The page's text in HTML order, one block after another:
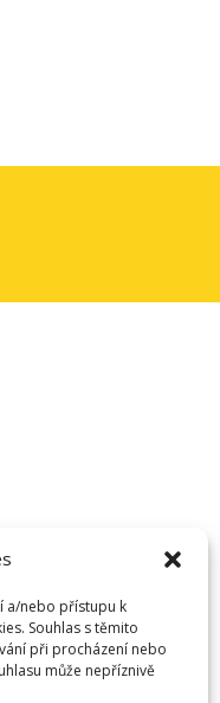
a/nebo přístupu k
Souhlas s těmito
při procházení nebo
může nepříznivě